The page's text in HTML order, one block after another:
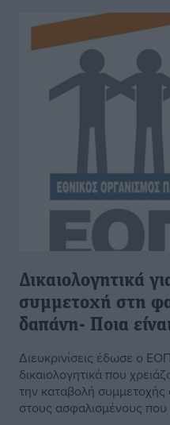
Δικαιολογητικά
συμμετοχή στη
δαπάνη- Ποια
Διευκρινίσεις έδωσε ο
δικαιολογητικά που
την καταβολή
στους ασφαλισμένους που